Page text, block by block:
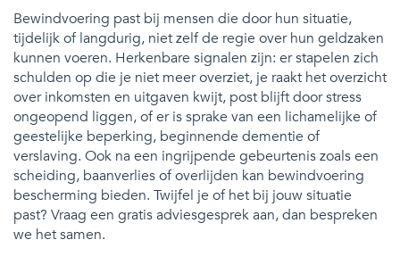
Bewindvoering past bij mensen die door hun situatie,
tijdelijk of langdurig, niet zelf de regie over hun geldzaken
kunnen voeren. Herkenbare signalen zijn: er stapelen zich
schulden op die je niet meer overziet, je raakt het overzicht
over inkomsten en uitgaven kwijt, post blijft door stress
ongeopend liggen, of er is sprake van een lichamelijke of
geestelijke beperking, beginnende dementie of
verslaving. Ook na een ingrijpende gebeurtenis zoals een
scheiding, baanverlies of overlijden kan bewindvoering
bescherming bieden. Twijfel je of het bij jouw situatie
past? Vraag een gratis adviesgesprek aan, dan bespreken
we het samen.